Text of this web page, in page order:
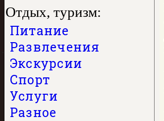
Отдых, туризм:
Питание
Развлечения
Экскурсии
Спорт
Услуги
Разное